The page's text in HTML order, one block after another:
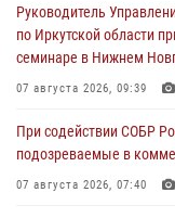
Руководитель
по Иркутской области
семинаре в Нижнем
07 августа 2026, 09:39
При содействии СОБР
подозреваемые в
07 августа 2026, 07:40